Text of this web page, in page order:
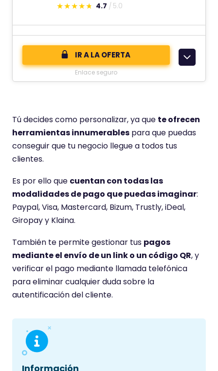
E
s
t
c
n
t
a
o
t
i
e
e
u
n
a
p
a
4.7 5.0
IR A LA OFERTA
Enlace seguro
Tú decides como personalizar, ya que te ofrecen
herramientas innumerables para que puedas
conseguir que tu negocio llegue a todos tus
clientes.
Es por ello que cuentan con todas las
modalidades de pago que puedas imaginar:
Paypal, Visa, Mastercard, Bizum, Trustly, iDeal,
Giropay y Klaina.
También te permite gestionar tus pagos
mediante el envío de un link o un código QR, y
verificar el pago mediante llamada telefónica
para eliminar cualquier duda sobre la
autentificación del cliente.
Información